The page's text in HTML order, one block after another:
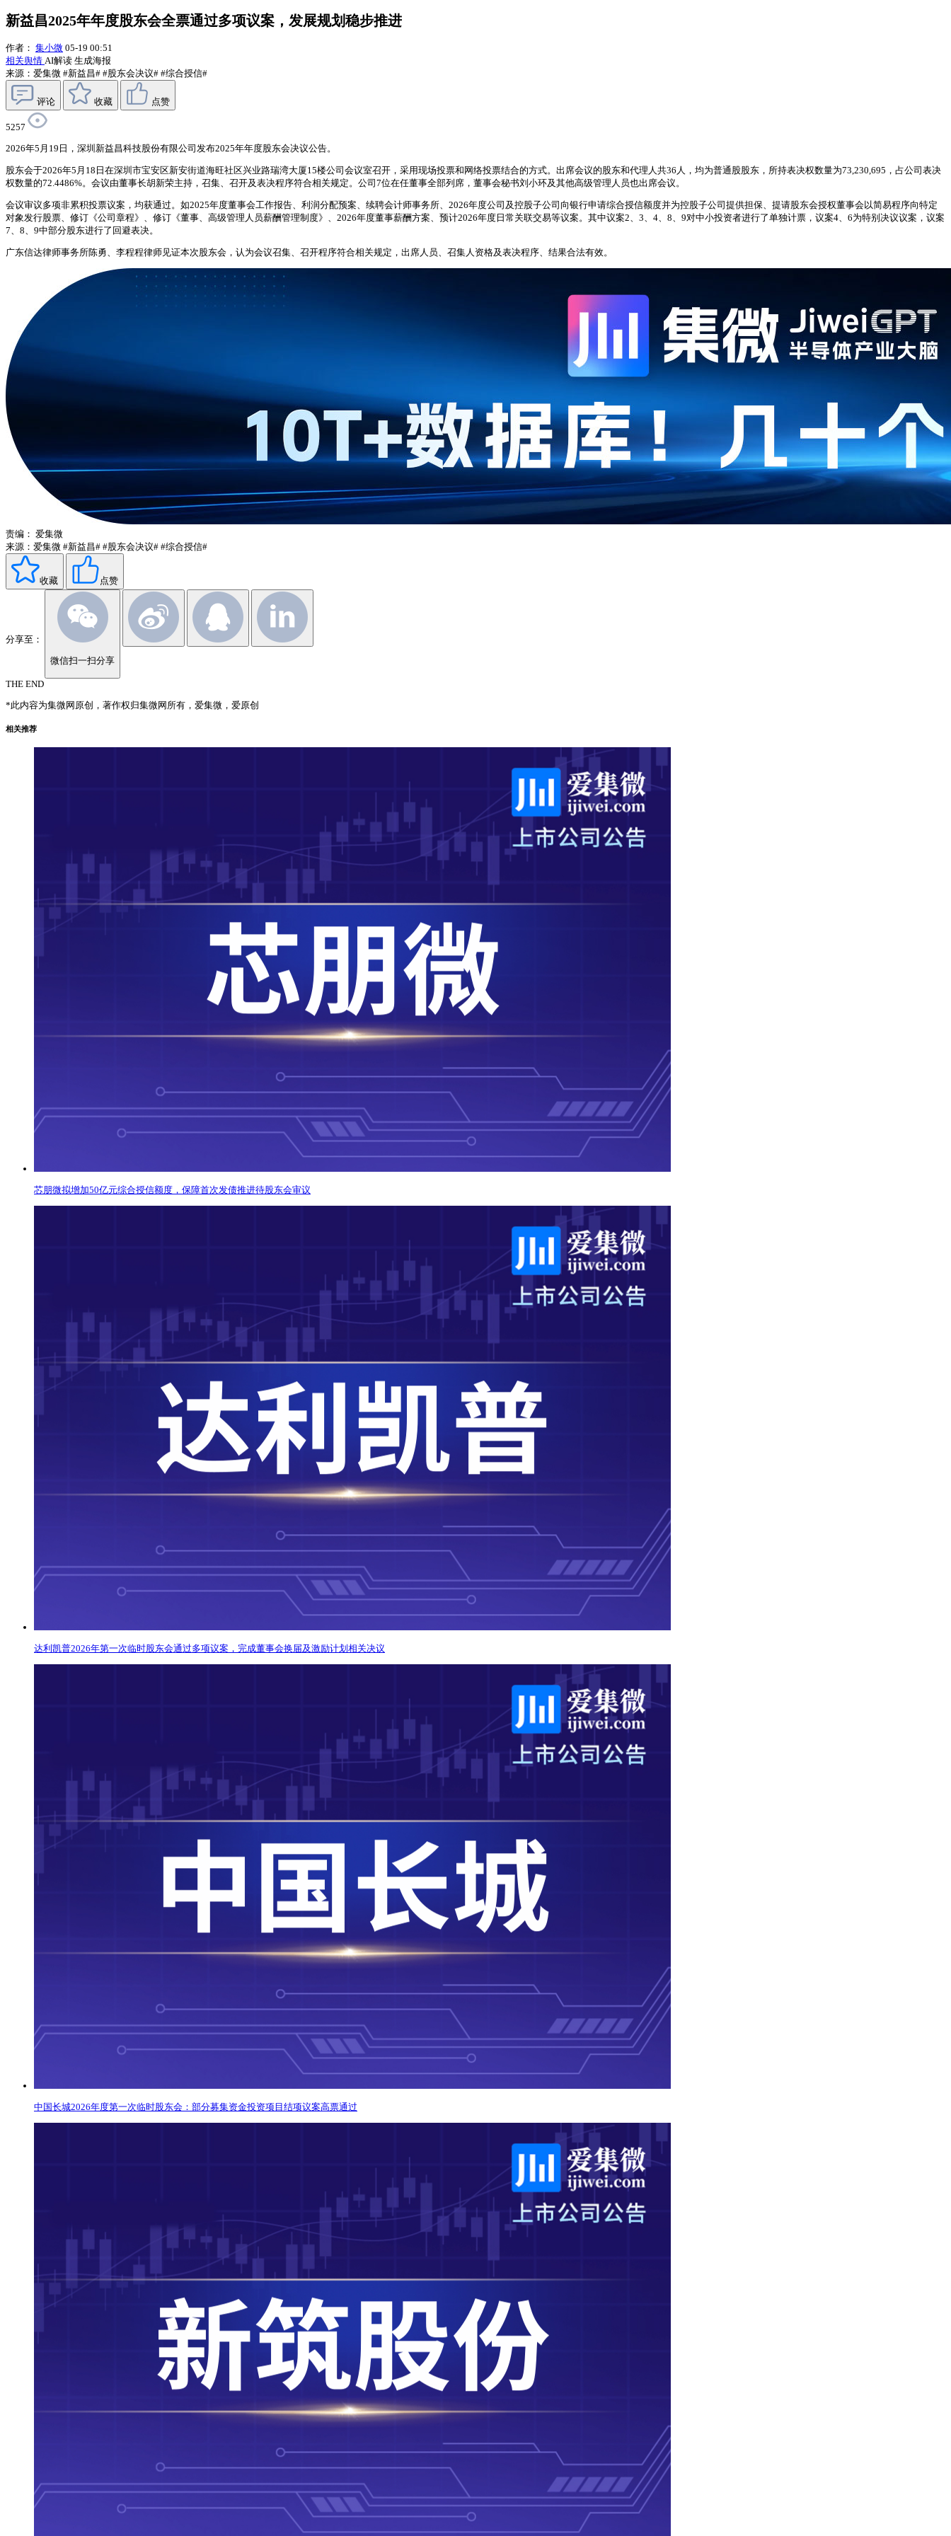
新益昌2025年年度股东会全票通过多项议案，发展规划稳步推进
作者： 集小微 05-19 00:51
相关舆情 AI解读 生成海报
来源：爱集微 #新益昌# #股东会决议# #综合授信#
评论 收藏 点赞
5257
2026年5月19日，深圳新益昌科技股份有限公司发布2025年年度股东会决议公告。
股东会于2026年5月18日在深圳市宝安区新安街道海旺社区兴业路瑞湾大厦15楼公司会议室召开，采用现场投票和网络投票结合的方式。出席会议的股东和代理人共36人，均为普通股股东，所持表决权数量为73,230,695，占公司表决
权数量的72.4486%。会议由董事长胡新荣主持，召集、召开及表决程序符合相关规定。公司7位在任董事全部列席，董事会秘书刘小环及其他高级管理人员也出席会议。
会议审议多项非累积投票议案，均获通过。如2025年度董事会工作报告、利润分配预案、续聘会计师事务所、2026年度公司及控股子公司向银行申请综合授信额度并为控股子公司提供担保、提请股东会授权董事会以简易程序向特定
对象发行股票、修订《公司章程》、修订《董事、高级管理人员薪酬管理制度》、2026年度董事薪酬方案、预计2026年度日常关联交易等议案。其中议案2、3、4、8、9对中小投资者进行了单独计票，议案4、6为特别决议议案，议案
7、8、9中部分股东进行了回避表决。
广东信达律师事务所陈勇、李程程律师见证本次股东会，认为会议召集、召开程序符合相关规定，出席人员、召集人资格及表决程序、结果合法有效。
责编： 爱集微
来源：爱集微 #新益昌# #股东会决议# #综合授信#
收藏 点赞
分享至：
微信扫一扫分享
THE END
*此内容为集微网原创，著作权归集微网所有，爱集微，爱原创
相关推荐
芯朋微拟增加50亿元综合授信额度，保障首次发债推进待股东会审议
达利凯普2026年第一次临时股东会通过多项议案，完成董事会换届及激励计划相关决议
中国长城2026年度第一次临时股东会：部分募集资金投资项目结项议案高票通过